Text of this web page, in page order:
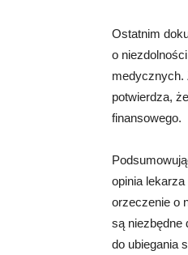
Ostatnim
o
medycznych.
potwierdza,
finansowego.
opinia
orzeczenie o
są niezbędne
do ubiegania